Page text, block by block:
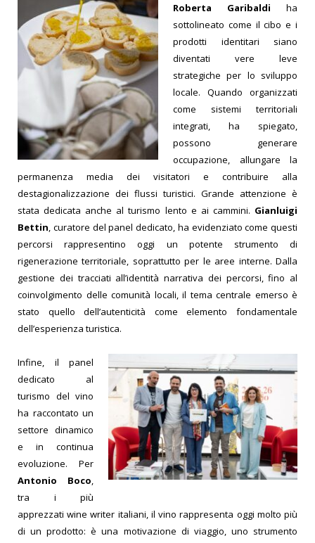
Roberta Garibaldi ha
sottolineato come il cibo e i
prodotti identitari siano
diventati vere leve
strategiche per lo sviluppo
locale. Quando organizzati
come sistemi territoriali
integrati, ha spiegato,
possono generare
occupazione, allungare la
permanenza media dei visitatori e contribuire alla
destagionalizzazione dei flussi turistici. Grande attenzione è
stata dedicata anche al turismo lento e ai cammini. Gianluigi
Bettin, curatore del panel dedicato, ha evidenziato come questi
percorsi rappresentino oggi un potente strumento di
rigenerazione territoriale, soprattutto per le aree interne. Dalla
gestione dei tracciati all’identità narrativa dei percorsi, fino al
coinvolgimento delle comunità locali, il tema centrale emerso è
stato quello dell’autenticità come elemento fondamentale
dell’esperienza turistica.
Infine, il panel
dedicato al
turismo del vino
ha raccontato un
settore dinamico
e in continua
evoluzione. Per
Antonio Boco,
tra i più
apprezzati wine writer italiani, il vino rappresenta oggi molto più
di un prodotto: è una motivazione di viaggio, uno strumento